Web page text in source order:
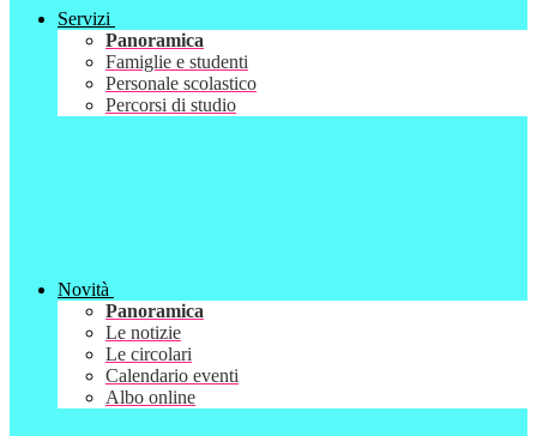
Servizi
Panoramica
Famiglie e studenti
Personale scolastico
Percorsi di studio
Novità
Panoramica
Le notizie
Le circolari
Calendario eventi
Albo online